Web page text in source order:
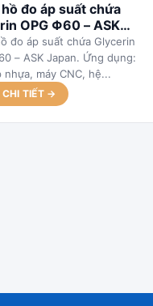
đo áp suất chứa
OPG Φ60 – ASK
đo áp suất chứa Glycerin
– ASK Japan. Ứng dụng:
nhựa, máy CNC, hệ...
CHI TIẾT →